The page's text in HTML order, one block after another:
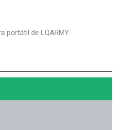
portátil de LQARMY.